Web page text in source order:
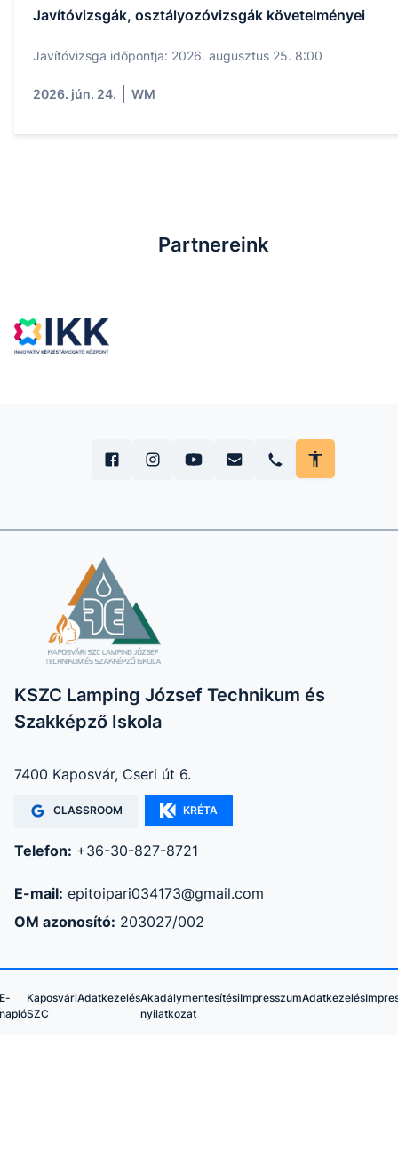
Javítóvizsgák, osztályozóvizsgák követelményei
Javítóvizsga időpontja: 2026. augusztus 25. 8:00
2026. jún. 24. WM
Partnereink
KSZC Lamping József Technikum és
Szakképző Iskola
7400 Kaposvár, Cseri út 6.
CLASSROOM KRÉTA
Telefon: +36-30-827-8721
E-mail: epitoipari034173@gmail.com
OM azonosító: 203027/002
E-
napló
Kaposvári
SZC
AdatkezelésAkadálymentesítési
nyilatkozat
ImpresszumAdatkezelés